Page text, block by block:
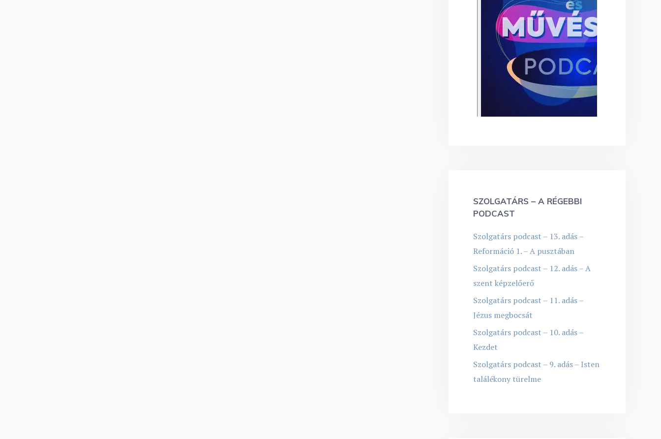
SZOLGATÁRS – A RÉGEBBI
PODCAST
Szolgatárs podcast – 13. adás –
Reformáció 1. – A pusztában
Szolgatárs podcast – 12. adás – A
szent képzelőerő
Szolgatárs podcast – 11. adás –
Jézus megbocsát
Szolgatárs podcast – 10. adás –
Kezdet
Szolgatárs podcast – 9. adás – Isten
találékony türelme